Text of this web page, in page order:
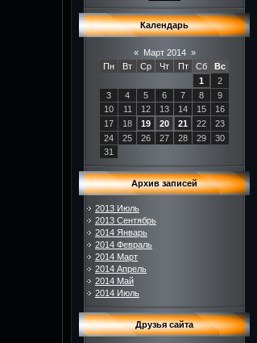
Календарь
« Март 2014 »
Пн
Вт Ср Чт Пт Сб
Вс
1
2
3
4 5 6 7 8
9
10
11 12 13 14 15
16
17
18 19 20 21 22
23
24
25 26 27 28 29
30
31
Архив записей
2013 Июль
2013 Сентябрь
2014 Январь
2014 Февраль
2014 Март
2014 Апрель
2014 Май
2014 Июль
Друзья сайта